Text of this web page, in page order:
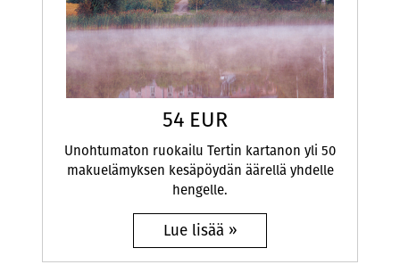
54 EUR
Unohtumaton ruokailu Tertin kartanon yli 50
makuelämyksen kesäpöydän äärellä yhdelle
hengelle.